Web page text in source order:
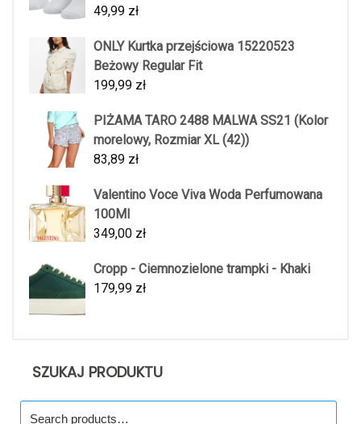
49,99 zł
ONLY Kurtka przejściowa 15220523
Beżowy Regular Fit
199,99 zł
PIŻAMA TARO 2488 MALWA SS21 (Kolor
morelowy, Rozmiar XL (42))
83,89 zł
Valentino Voce Viva Woda Perfumowana
100Ml
349,00 zł
Cropp - Ciemnozielone trampki - Khaki
179,99 zł
SZUKAJ PRODUKTU